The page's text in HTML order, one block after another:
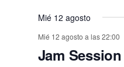
o
s
,
,
,
Mié 12 agosto
Mié 12 agosto a las 22:00
Jam Session